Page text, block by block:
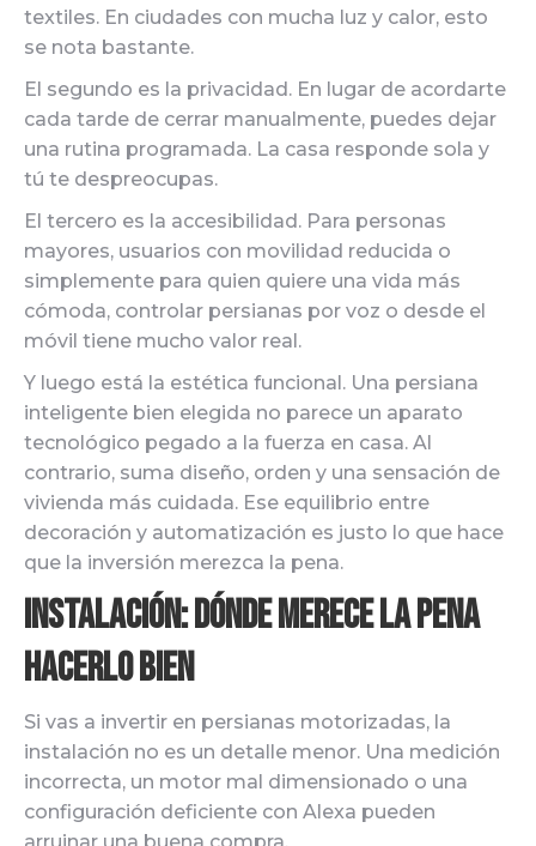
textiles. En ciudades con mucha luz y calor, esto
se nota bastante.
El segundo es la privacidad. En lugar de acordarte
cada tarde de cerrar manualmente, puedes dejar
una rutina programada. La casa responde sola y
tú te despreocupas.
El tercero es la accesibilidad. Para personas
mayores, usuarios con movilidad reducida o
simplemente para quien quiere una vida más
cómoda, controlar persianas por voz o desde el
móvil tiene mucho valor real.
Y luego está la estética funcional. Una persiana
inteligente bien elegida no parece un aparato
tecnológico pegado a la fuerza en casa. Al
contrario, suma diseño, orden y una sensación de
vivienda más cuidada. Ese equilibrio entre
decoración y automatización es justo lo que hace
que la inversión merezca la pena.
Instalación: dónde merece la pena
hacerlo bien
Si vas a invertir en persianas motorizadas, la
instalación no es un detalle menor. Una medición
incorrecta, un motor mal dimensionado o una
configuración deficiente con Alexa pueden